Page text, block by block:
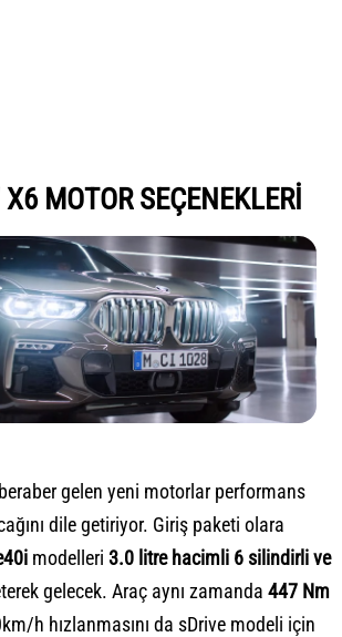
MOTOR SEÇENEKLERİ
gelen yeni motorlar performans
dile getiriyor. Giriş paketi olara
modelleri 3.0 litre hacimli 6 silindirli ve
gelecek. Araç aynı zamanda 447 Nm
h hızlanmasını da sDrive modeli için